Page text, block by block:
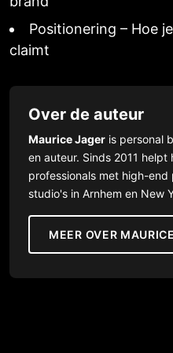
Positionering – Hoe
claimt
Over de auteur
Maurice Jager is personal
en auteur. Sinds 2011 helpt
professionals met high-
studio's in Arnhem en New
MEER OVER